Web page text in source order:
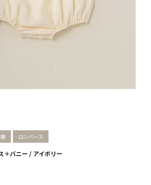
ロンパース
＋バニー / アイボリー